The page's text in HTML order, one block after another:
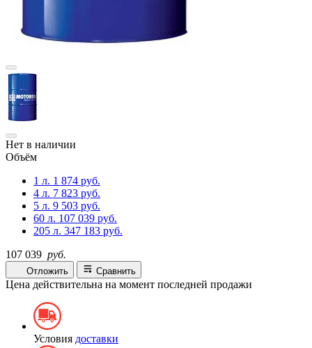
Нет в наличии
Объём
1 л. 1 874 руб.
4 л. 7 823 руб.
5 л. 9 503 руб.
60 л. 107 039 руб.
205 л. 347 183 руб.
107 039 руб.
Отложить Сравнить
Цена действительна на момент последней продажи
Условия доставки